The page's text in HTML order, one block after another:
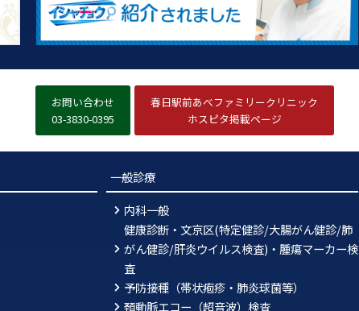
2022年6月
2022年5月
2022年4月
2022年3月
2022年2月
2022年1月
2021年12月
2021年10月
お問い合わせ
03-3830-0395
春日駅前あべファミリークリニック
ホスピタ掲載ページ
一般診療
内科一般
健康診断・文京区(特定健診/大腸がん健診/肺
がん健診/肝炎ウイルス検査)・腫瘍マーカー検
査
予防接種（帯状疱疹・肺炎球菌等）
頚動脈エコー（超音波）検査